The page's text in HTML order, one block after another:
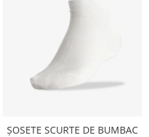
ȘOSETE SCURTE DE BUMBAC